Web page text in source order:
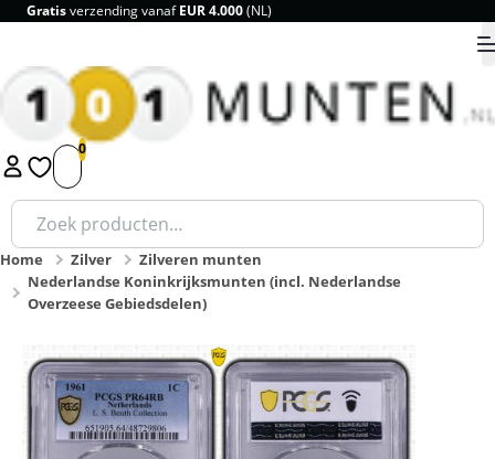
Gratisverzending vanafEUR 4.000(NL)
Breedste assortiment en scherpe prijzen
1 2 3 4 5 9.8
Zoeken
naar:
Home Zilver
Zilveren munten
Nederlandse Koninkrijksmunten (incl. Nederlandse
Overzeese Gebiedsdelen)